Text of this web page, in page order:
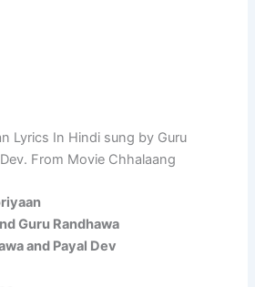
Lyrics In Hindi sung by Guru
From Movie Chhalaang
Guru Randhawa
and Payal Dev